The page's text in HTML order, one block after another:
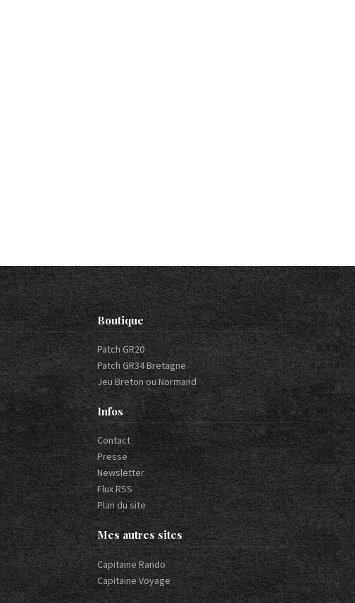
Boutique
Patch GR20
Patch GR34 Bretagne
Jeu Breton ou Normand
Infos
Contact
Presse
Newsletter
Flux RSS
Plan du site
Mes autres sites
Capitaine Rando
Capitaine Voyage